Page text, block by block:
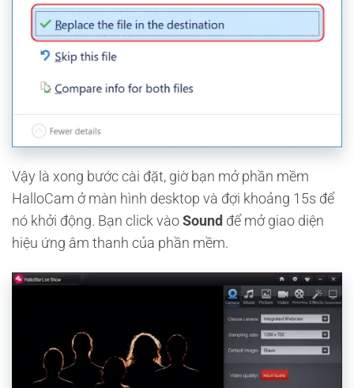
Vậy là xong bước cài đặt, giờ bạn mở phần mềm
HalloCam ở màn hình desktop và đợi khoảng 15s để
nó khởi động. Bạn click vào Sound để mở giao diện
hiệu ứng âm thanh của phần mềm.